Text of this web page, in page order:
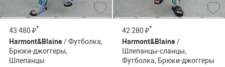
43 480 ₽*
Harmont&Blaine/ Футболка,
Брюки-джоггеры,
Шлепанцы
42 280 ₽*
Harmont&Blaine/
Шлепанцы-сланцы,
Футболка, Брюки-джоггеры